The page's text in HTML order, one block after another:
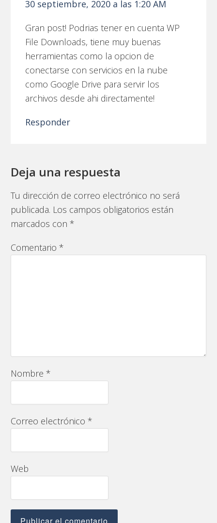
30 septiembre, 2020 a las 1:20 AM
Gran post! Podrias tener en cuenta WP
File Downloads, tiene muy buenas
herramientas como la opcion de
conectarse con servicios en la nube
como Google Drive para servir los
archivos desde ahi directamente!
Responder
Deja una respuesta
Tu dirección de correo electrónico no será
publicada. Los campos obligatorios están
marcados con*
Comentario*
Nombre*
Correo electrónico*
Web